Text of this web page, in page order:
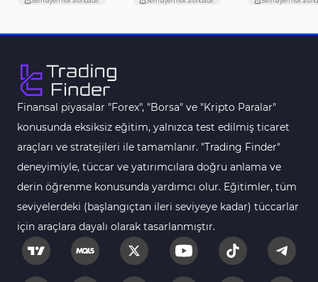
Finansal piyasalar "Forex", "Borsa" ve "Kripto Paralar"
konusunda eksiksiz eğitim, yalnızca test edilmiş ticaret
araçları ve stratejileri ile tamamlanır. "Trading Finder"
deneyimiyle, tüccar ve yatırımcılara doğru anlama ve
derin öğrenme konusunda yardımcı olur. Eğitimler, tüm
seviyelerdeki (başlangıçtan ileri seviyeye kadar) tüccarlar
için araçlara dayalı olarak tasarlanmıştır.